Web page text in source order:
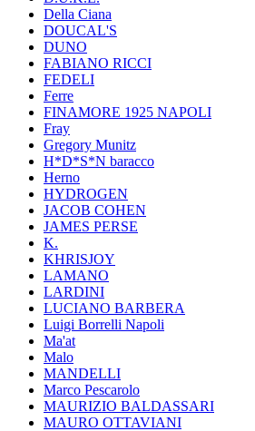
Della Ciana
DOUCAL'S
DUNO
FABIANO RICCI
FEDELI
Ferre
FINAMORE 1925 NAPOLI
Fray
Gregory Munitz
H*D*S*N baracco
Herno
HYDROGEN
JACOB COHEN
JAMES PERSE
K.
KHRISJOY
LAMANO
LARDINI
LUCIANO BARBERA
Luigi Borrelli Napoli
Ma'at
Malo
MANDELLI
Marco Pescarolo
MAURIZIO BALDASSARI
MAURO OTTAVIANI